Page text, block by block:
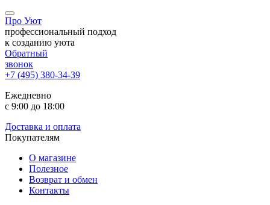
Про Уют
профессиональный подход
к созданию уюта
Обратный
звонок
+7 (495) 380-34-39
Ежедневно
с 9:00 до 18:00
Доставка и оплата
Покупателям
О магазине
Полезное
Возврат и обмен
Контакты